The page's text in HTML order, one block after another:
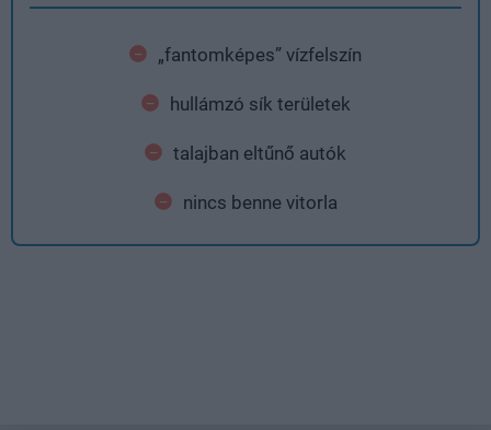
„fantomképes” vízfelszín
hullámzó sík területek
talajban eltűnő autók
nincs benne vitorla